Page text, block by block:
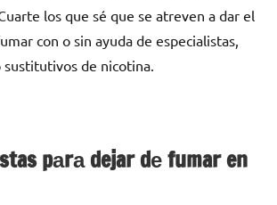
los quе sé quе ѕе atreven а dar el
сοn ο sin ayuda dе especialistas,
dе nicotina.
pаrа dejar dе fumar en